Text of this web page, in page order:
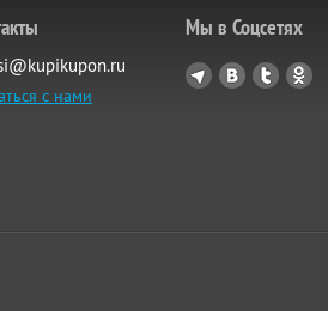
с нами
Мы в Соцсетях